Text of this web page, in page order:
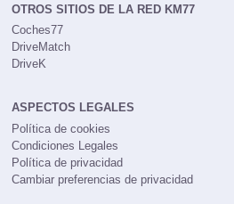
OTROS SITIOS DE LA RED KM77
Coches77
DriveMatch
DriveK
ASPECTOS LEGALES
Política de cookies
Condiciones Legales
Política de privacidad
Cambiar preferencias de privacidad